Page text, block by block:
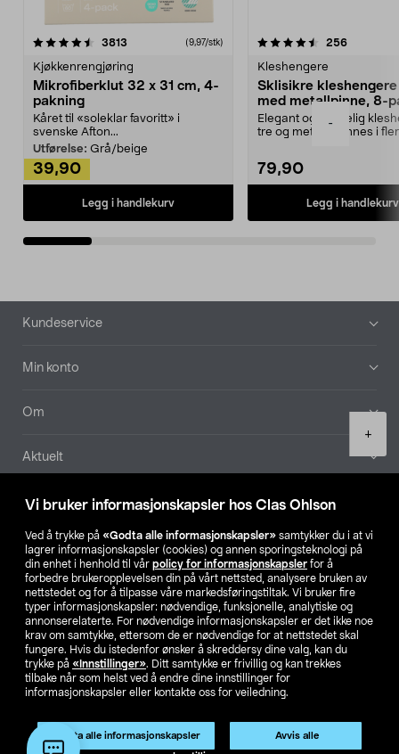
Vi bruker informasjonskapsler hos Clas Ohlson
Ved å trykke på «Godta alle informasjonskapsler» samtykker du i at vi
lagrer informasjonskapsler (cookies) og annen sporingsteknologi på
din enhet i henhold til vår policy for informasjonskapsler for å
forbedre brukeropplevelsen din på vårt nettsted, analysere bruken av
nettstedet og for å tilpasse våre markedsføringstiltak. Vi bruker fire
typer informasjonskapsler: nødvendige, funksjonelle, analytiske og
annonserelaterte. For nødvendige informasjonskapsler er det ikke noe
krav om samtykke, ettersom de er nødvendige for at nettstedet skal
fungere. Hvis du istedenfor ønsker å skreddersy dine valg, kan du
trykke på «Innstillinger». Ditt samtykke er frivillig og kan trekkes
tilbake når som helst ved å endre dine innstillinger for
informasjonskapsler eller kontakte oss for veiledning.
Godta alle informasjonskapsler Avvis alle
-
+
Legg i handlekurv
3813 anmeldelser(9,97/stk)
Kjøkkenrengjøring
Mikrofiberklut 32 x 31 cm, 4-
pakning
Kåret til «soleklar favoritt» i
svenske Afton...
Utførelse: Grå/beige
39,90
Legg i handlekurv
4.5av 5 stjerner 256
Kleshengere
Sklisikre
med metallpinne, 8-
Elegant og skikkelig
tre og metall – finnes i
79,90
Legg i handlekurv
4.5av 5 stjerner
Bunntekst
Kundeservice
Min konto
Om
Aktuelt
Våre selskaper
Finn din butikk
SE NO FI
Endre til priser ekskl. moms